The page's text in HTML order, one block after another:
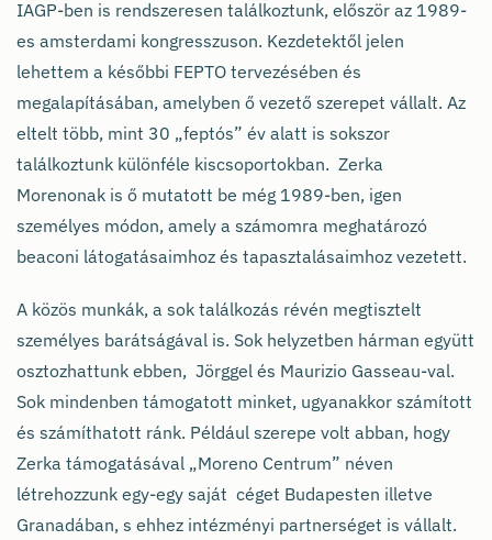
IAGP-ben is rendszeresen találkoztunk, először az 1989-
es amsterdami kongresszuson. Kezdetektől jelen
lehettem a későbbi FEPTO tervezésében és
megalapításában, amelyben ő vezető szerepet vállalt. Az
eltelt több, mint 30 „feptós” év alatt is sokszor
találkoztunk különféle kiscsoportokban. Zerka
Morenonak is ő mutatott be még 1989-ben, igen
személyes módon, amely a számomra meghatározó
beaconi látogatásaimhoz és tapasztalásaimhoz vezetett.
A közös munkák, a sok találkozás révén megtisztelt
személyes barátságával is. Sok helyzetben hárman együtt
osztozhattunk ebben, Jörggel és Maurizio Gasseau-val.
Sok mindenben támogatott minket, ugyanakkor számított
és számíthatott ránk. Például szerepe volt abban, hogy
Zerka támogatásával „Moreno Centrum” néven
létrehozzunk egy-egy saját céget Budapesten illetve
Granadában, s ehhez intézményi partnerséget is vállalt.